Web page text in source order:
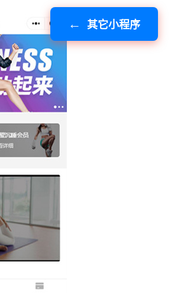
其它小程序